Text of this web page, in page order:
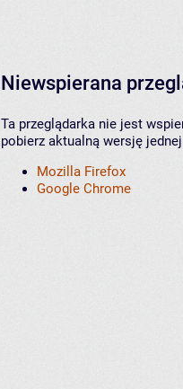
Niewspierana
Ta przeglądarka nie jest
pobierz aktualną wersję
Mozilla Firefox
Google Chrome